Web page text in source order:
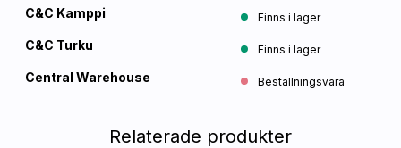
C&C Kamppi Finns i lager
C&C Turku Finns i lager
Central Warehouse Beställningsvara
Relaterade produkter